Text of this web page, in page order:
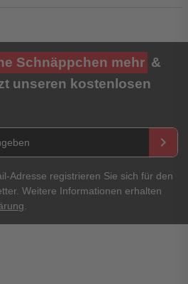
Schnäppchen mehr &
unseren kostenlosen
keyboard_arrow_right
Adresse registrieren Sie sich für den
Weitere Informationen erhalten
.